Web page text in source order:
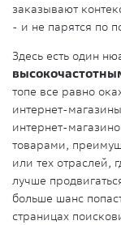
заказывают
- и не парятся по
Здесь есть один
топе все равно
интернет-
интернет-
товарами,
или тех отраслей,
лучше
больше шанс
страницах